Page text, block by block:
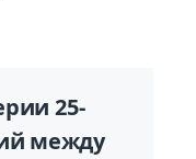
25-
между